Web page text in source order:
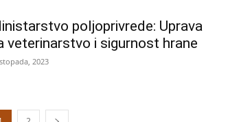
poljoprivrede: Uprava
veterinarstvo i sigurnost hrane
2023